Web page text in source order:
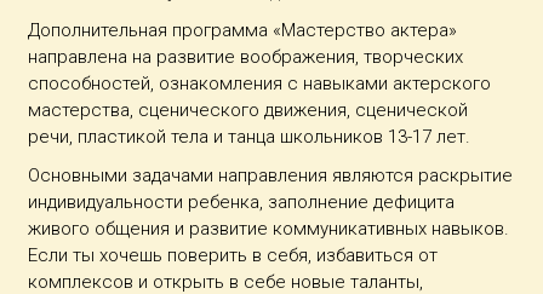
Дополнительная программа «Мастерство актера»
направлена на развитие воображения, творческих
способностей, ознакомления с навыками актерского
мастерства, сценического движения, сценической
речи, пластикой тела и танца школьников 13-17 лет.
Основными задачами направления являются раскрытие
индивидуальности ребенка, заполнение дефицита
живого общения и развитие коммуникативных навыков.
Если ты хочешь поверить в себя, избавиться от
комплексов и открыть в себе новые таланты,